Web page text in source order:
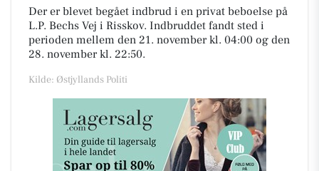
Der er blevet begået indbrud i en privat beboelse på
L.P. Bechs Vej i Risskov. Indbruddet fandt sted i
perioden mellem den 21. november kl. 04:00 og den
28. november kl. 22:50.
Kilde: Østjyllands Politi